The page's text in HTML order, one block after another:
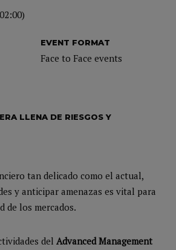
EVENT FORMAT
Face to Face events
LLENA DE RIESGOS Y
tan delicado como el actual,
y anticipar amenazas es vital para
de los mercados.
del Advanced Management